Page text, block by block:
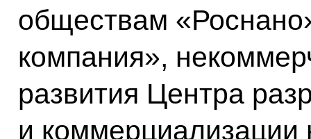
обществам
компания»,
развития Центра
и коммерциализации